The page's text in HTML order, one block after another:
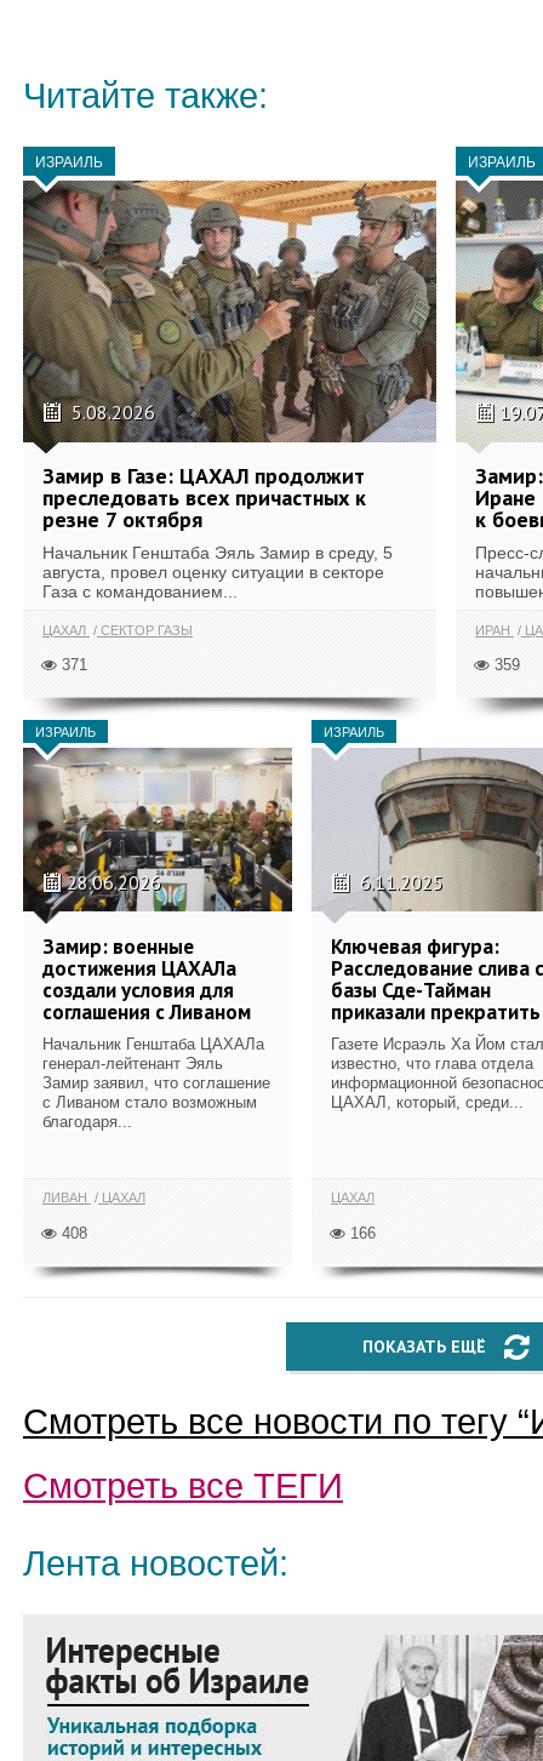
Читайте также:
ИЗРАИЛЬ
5.08.2026
Замир в Газе: ЦАХАЛ продолжит
преследовать всех причастных к
резне 7 октября
Начальник Генштаба Эяль Замир в среду, 5
августа, провел оценку ситуации в секторе
Газа с командованием...
ЦАХАЛ СЕКТОР ГАЗЫ
371
ИЗРАИЛЬ
Иране
к
Пресс-
ИРАН
359
ИЗРАИЛЬ
28.06.2026
Замир: военные
достижения ЦАХАЛа
создали условия для
соглашения с Ливаном
Начальник Генштаба ЦАХАЛа
генерал-лейтенант Эяль
Замир заявил, что соглашение
с Ливаном стало возможным
благодаря...
ЛИВАН ЦАХАЛ
408
ИЗРАИЛЬ
6.11.2025
Ключевая фигура:
Расследование слива с
базы Сде-Тайман
приказали прекратить
Газете Исраэль Ха Йом
известно, что глава отдела
информационной
ЦАХАЛ, который, среди...
ЦАХАЛ
166
ПОКАЗАТЬ ЕЩЁ
Смотреть все новости по тегу “
Смотреть все ТЕГИ
Лента новостей: